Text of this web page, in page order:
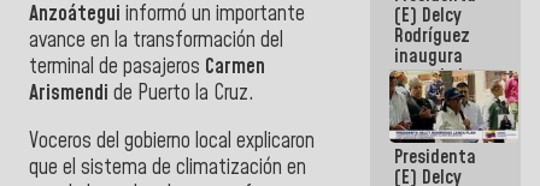
Anzoátegui informó un importante
avance en la transformación del
terminal de pasajeros Carmen
Arismendi de Puerto la Cruz.
Voceros del gobierno local explicaron
que el sistema de climatización en
(E) Delcy
Rodríguez
inaugura
casa de los
Abuelos
Primavera
en Caracas
Presidenta
(E) Delcy